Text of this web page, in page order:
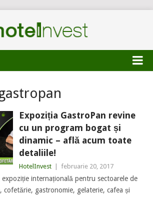
Expoziția GastroPan revine
cu un program bogat și
dinamic – află acum toate
detaliile!
HotelInvest februarie 20, 2017
internațională pentru sectoarele de
cofetărie, gastronomie, gelaterie, cafea și